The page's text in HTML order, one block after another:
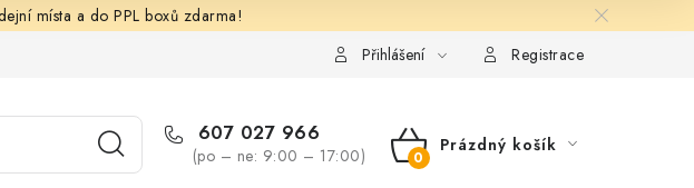
místa a do PPL boxů zdarma!
osobních údajů KontaktyPřihlášení Registrace
607 027 966
(po – ne: 9:00 – 17:00)
NÁKUPNÍ
Prázdný košík